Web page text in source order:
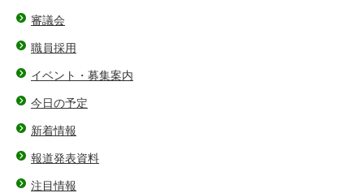
審議会
職員採用
イベント・募集案内
今日の予定
新着情報
報道発表資料
注目情報